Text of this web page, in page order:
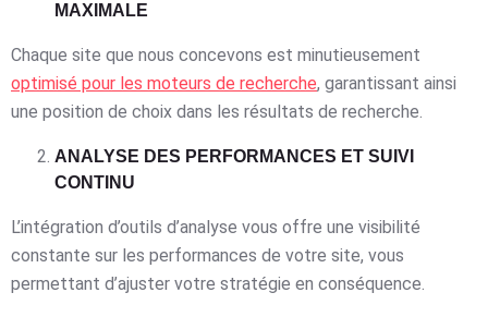
MAXIMALE
Chaque site que nous concevons est minutieusement
optimisé pour les moteurs de recherche, garantissant ainsi
une position de choix dans les résultats de recherche.
ANALYSE DES PERFORMANCES ET SUIVI
CONTINU
L’intégration d’outils d’analyse vous offre une visibilité
constante sur les performances de votre site, vous
permettant d’ajuster votre stratégie en conséquence.